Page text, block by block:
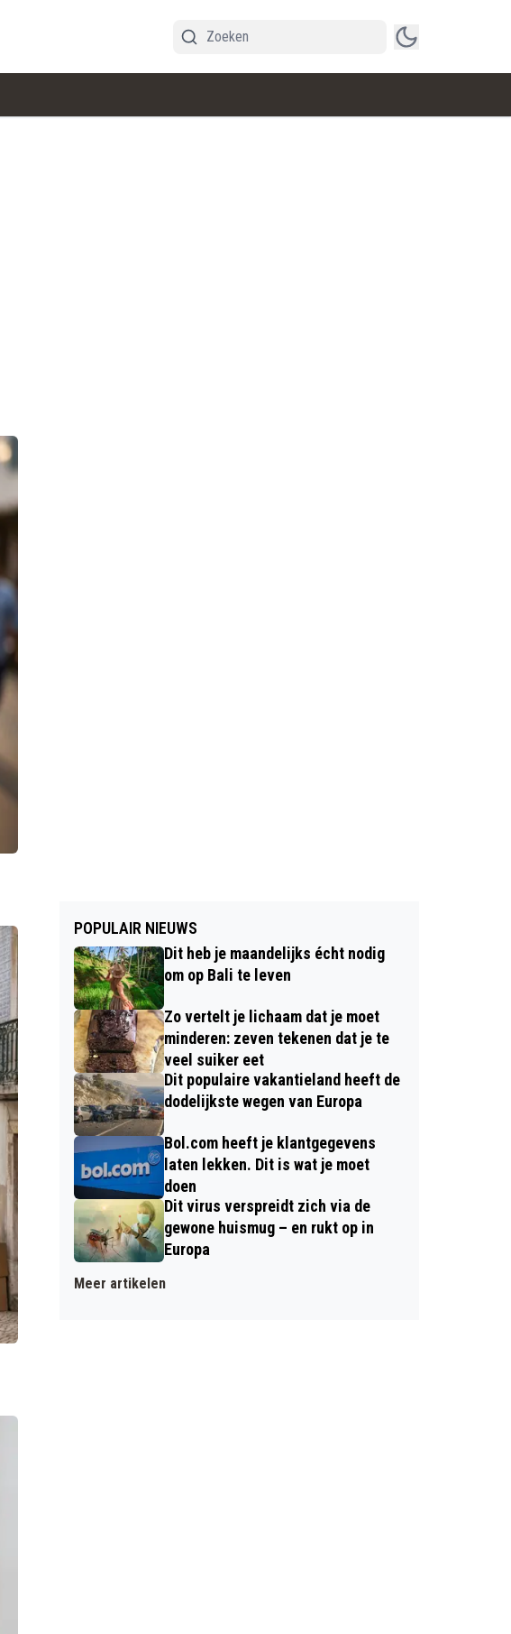
POPULAIR NIEUWS
Dit heb je maandelijks écht nodig
om op Bali te leven
Zo vertelt je lichaam dat je moet
minderen: zeven tekenen dat je te
veel suiker eet
Dit populaire vakantieland heeft de
dodelijkste wegen van Europa
Bol.com heeft je klantgegevens
laten lekken. Dit is wat je moet
doen
Dit virus verspreidt zich via de
gewone huismug – en rukt op in
Europa
Meer artikelen